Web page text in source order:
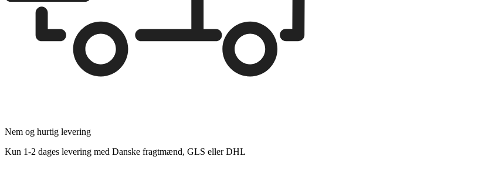
Nem og hurtig levering
Kun 1-2 dages levering med Danske fragtmænd, GLS eller DHL